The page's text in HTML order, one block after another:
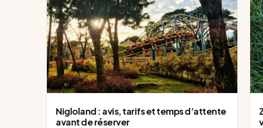
Nigloland : avis, tarifs et temps d’attente
avant de réserver